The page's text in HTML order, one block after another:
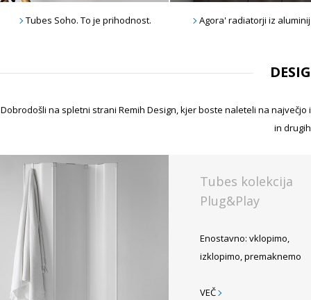
Tubes Soho. To je prihodnost. Agora' radiatorji iz
Dobrodošli na spletni strani Remih Design, kjer boste naleteli na
in
Tubes kolekcija
Plug&Play
Enostavno: vklopimo,
izklopimo, premaknemo
VEČ